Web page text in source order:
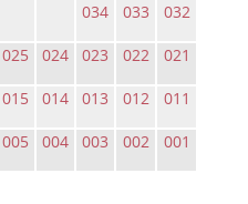
034 033 032
025 024 023 022 021
015 014 013 012 011
005 004 003 002 001